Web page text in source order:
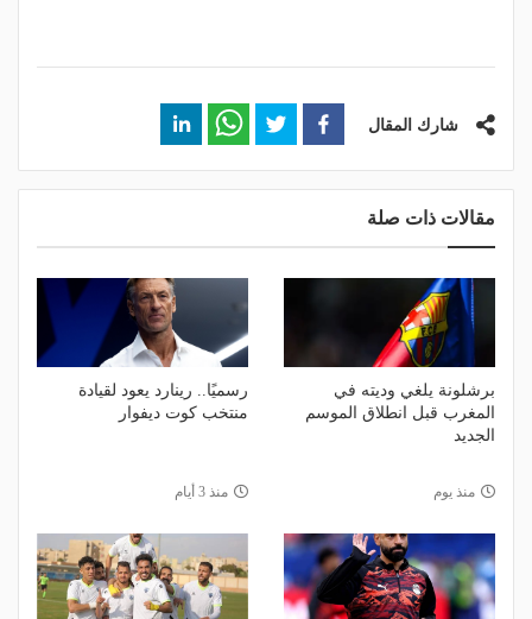
شارك المقال
مقالات ذات صلة
برشلونة يلغي وديته في
المغرب قبل انطلاق الموسم
الجديد
منذ يوم
رسميًا.. رينارد يعود لقيادة
منتخب كوت ديفوار
منذ 3 أيام